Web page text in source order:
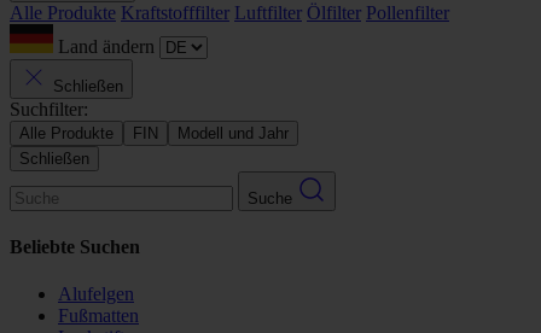
Alle Produkte Kraftstofffilter Luftfilter Ölfilter Pollenfilter
Land ändern
Schließen
Suchfilter:
Alle Produkte FIN
Modell und Jahr
Schließen
Suche
Beliebte Suchen
Alufelgen
Fußmatten